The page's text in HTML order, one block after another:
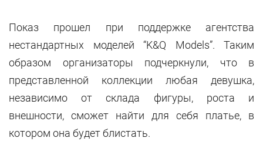
Показ прошел при поддержке агентства
нестандартных моделей “K&Q Models”. Таким
образом организаторы подчеркнули, что в
представленной коллекции любая девушка,
независимо от склада фигуры, роста и
внешности, сможет найти для себя платье, в
котором она будет блистать.